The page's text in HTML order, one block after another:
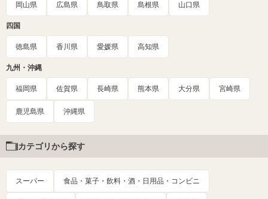
岡山県 広島県 鳥取県 島根県 山口県
四国
徳島県 香川県 愛媛県 高知県
九州・沖縄
福岡県 佐賀県 長崎県 熊本県 大分県 宮崎県
鹿児島県 沖縄県
カテゴリから探す
スーパー 食品・菓子・飲料・酒・日用品・コンビニ